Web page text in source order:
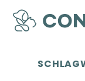
Zum
Inhalt
springen